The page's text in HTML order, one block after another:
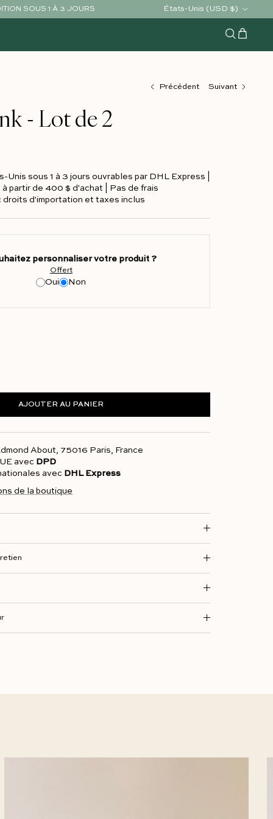
SOUS 1 À 3 JOURS
Pays/Région
États-Unis (USD $)
Recherche
Chariot
Précédent Suivant
- Lot de 2
Unis sous 1 à 3 jours ouvrables par DHL Express |
partir de 400 $ d'achat | Pas de frais
droits d'importation et taxes inclus
personnaliser votre produit ?
Offert
Oui Non
AJOUTER AU PANIER
About, 75016 Paris, France
avec DPD
avec DHL Express
de la boutique